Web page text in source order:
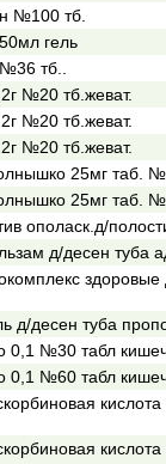
№100 тб.
гель
тб..
№20 тб.жеват.
№20 тб.жеват.
№20 тб.жеват.
25мг таб.
25мг таб.
ополаск.д/
д/десен туба
д/десен туба
0,1 №30 табл
0,1 №60 табл